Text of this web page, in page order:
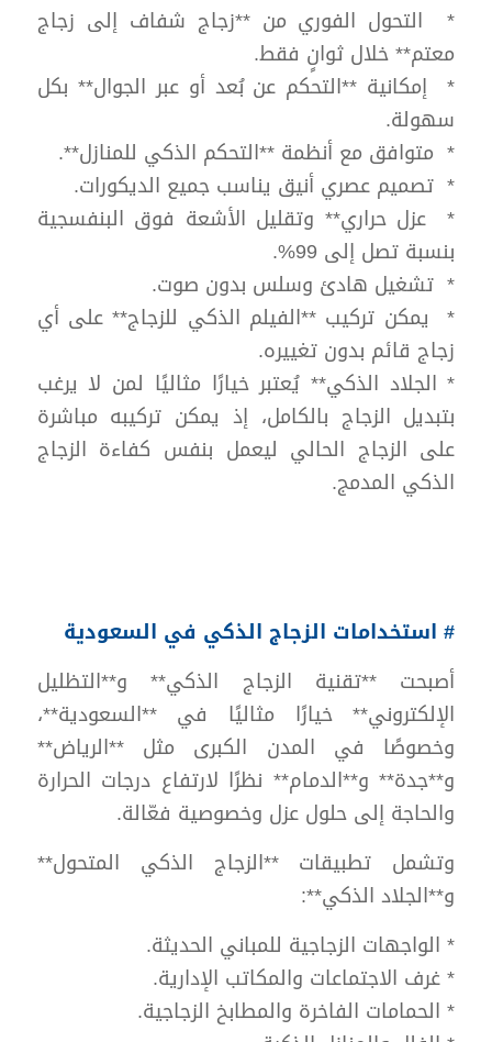
* التحول الفوري من **زجاج شفاف إلى زجاج
معتم** خلال ثوانٍ فقط.
* إمكانية **التحكم عن بُعد أو عبر الجوال** بكل
سهولة.
* متوافق مع أنظمة **التحكم الذكي للمنازل**.
* تصميم عصري أنيق يناسب جميع الديكورات.
* عزل حراري** وتقليل الأشعة فوق البنفسجية
بنسبة تصل إلى 99%.
* تشغيل هادئ وسلس بدون صوت.
* يمكن تركيب **الفيلم الذكي للزجاج** على أي
زجاج قائم بدون تغييره.
* الجلاد الذكي** يُعتبر خيارًا مثاليًا لمن لا يرغب
بتبديل الزجاج بالكامل، إذ يمكن تركيبه مباشرة
على الزجاج الحالي ليعمل بنفس كفاءة الزجاج
الذكي المدمج.
# استخدامات الزجاج الذكي في السعودية
أصبحت **تقنية الزجاج الذكي** و**التظليل
الإلكتروني** خيارًا مثاليًا في **السعودية**،
وخصوصًا في المدن الكبرى مثل **الرياض**
و**جدة** و**الدمام** نظرًا لارتفاع درجات الحرارة
والحاجة إلى حلول عزل وخصوصية فعّالة.
وتشمل تطبيقات **الزجاج الذكي المتحول**
و**الجلاد الذكي**:
* الواجهات الزجاجية للمباني الحديثة.
* غرف الاجتماعات والمكاتب الإدارية.
* الحمامات الفاخرة والمطابخ الزجاجية.